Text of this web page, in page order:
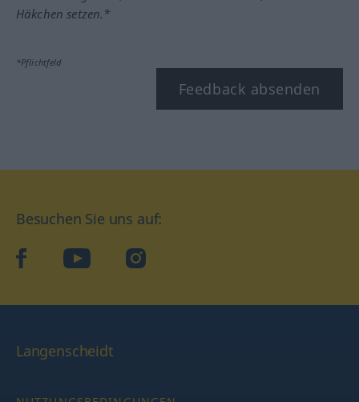
Häkchen setzen.*
*Pflichtfeld
Feedback absenden
Besuchen Sie uns auf:
facebookYouTube Instagram
Langenscheidt